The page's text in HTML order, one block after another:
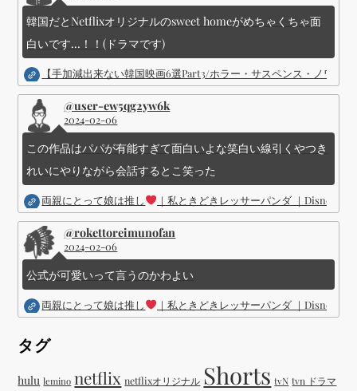
韓国だとNetflixオリジナルのsweet homeがめちゃくちゃ面
白いです...！！(ドラマです)
【手加減出来ない韓国映画6選Part3/ホラー・サスペンス・ノワー
@user-ew5qg2yw6k
2024-02-06
この作品はパパが有能すぎて面白いよな笑白い線引くやつき
れいにやりながら会話するとこ笑った
両親にとって娘は推し ｜私ときどきレッサーパンダ ｜Disney (
@rokettoreimunofan
2024-02-06
公式が可愛いって言うのかわよい
両親にとって娘は推し ｜私ときどきレッサーパンダ ｜Disney (
タグ
hulu lemino netflix netflixオリジナル Shorts tvN tvn ドラマ